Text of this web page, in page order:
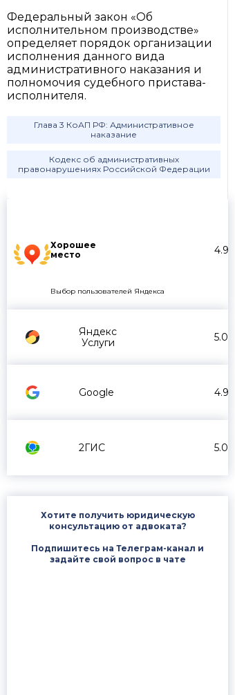
Хорошее
место
4.9
Выбор пользователей Яндекса
Яндекс
Услуги
5.0
Google 4.9
2ГИС 5.0
Хотите получить юридическую
консультацию от адвоката?
Подпишитесь на Телеграм-канал и
задайте свой вопрос в чате
Федеральный закон «Об
исполнительном производстве»
определяет порядок организации
исполнения данного вида
административного наказания и
полномочия судебного пристава-
исполнителя.
Глава 3 КоАП РФ: Административное
наказание
Кодекс об административных
правонарушениях Российской Федерации